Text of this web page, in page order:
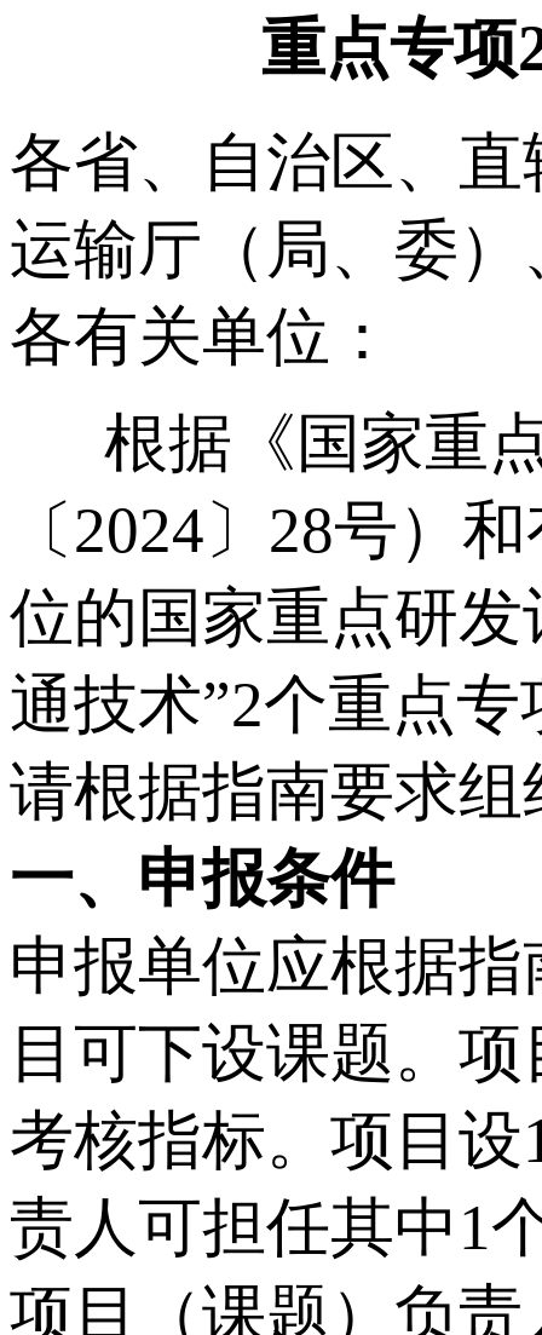
重点专项
各省、自治区、
运输厅（局、委
各有关单位：
根据《国家重点
〔2024〕28号）
位的国家重点研
通技术”2个重点
请根据指南要求
一、申报条件
申报单位应根据
目可下设课题。
考核指标。项目
责人可担任其中1
项目（课题）负